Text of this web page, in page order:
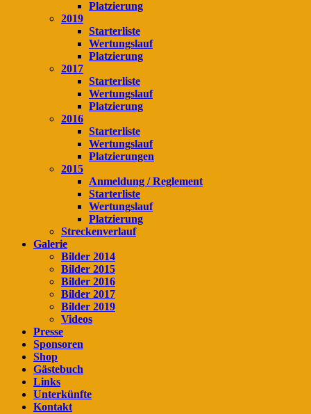
Platzierung
2019
Starterliste
Wertungslauf
Platzierung
2017
Starterliste
Wertungslauf
Platzierung
2016
Starterliste
Wertungslauf
Platzierungen
2015
Anmeldung / Reglement
Starterliste
Wertungslauf
Platzierung
Streckenverlauf
Galerie
Bilder 2014
Bilder 2015
Bilder 2016
Bilder 2017
Bilder 2019
Videos
Presse
Sponsoren
Shop
Gästebuch
Links
Unterkünfte
Kontakt